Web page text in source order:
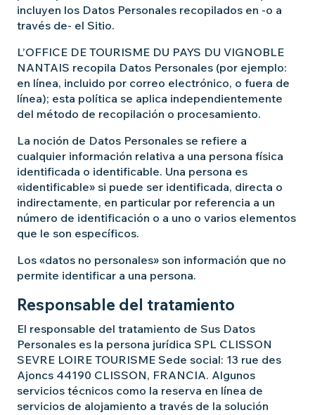
incluyen los Datos Personales recopilados en -o a
través de- el Sitio.
L’OFFICE DE TOURISME DU PAYS DU VIGNOBLE
NANTAIS recopila Datos Personales (por ejemplo:
en línea, incluido por correo electrónico, o fuera de
línea); esta política se aplica independientemente
del método de recopilación o procesamiento.
La noción de Datos Personales se refiere a
cualquier información relativa a una persona física
identificada o identificable. Una persona es
«identificable» si puede ser identificada, directa o
indirectamente, en particular por referencia a un
número de identificación o a uno o varios elementos
que le son específicos.
Los «datos no personales» son información que no
permite identificar a una persona.
Responsable del tratamiento
El responsable del tratamiento de Sus Datos
Personales es la persona jurídica SPL CLISSON
SEVRE LOIRE TOURISME Sede social: 13 rue des
Ajoncs 44190 CLISSON, FRANCIA. Algunos
servicios técnicos como la reserva en línea de
servicios de alojamiento a través de la solución